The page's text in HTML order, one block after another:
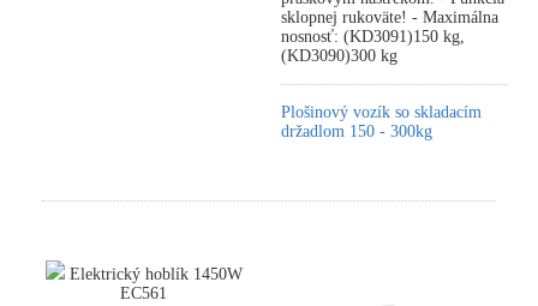
sklopnej rukoväte! - Maximálna
nosnosť: (KD3091)150 kg,
(KD3090)300 kg
Plošinový vozík so skladacím
držadlom 150 - 300kg
Elektrický hoblík 1450W
EC561